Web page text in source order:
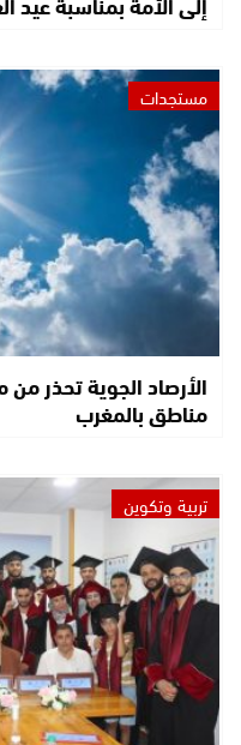
مستجدات
الأرصاد الجوية تحذر
مناطق بالمغرب
تربية وتكوين